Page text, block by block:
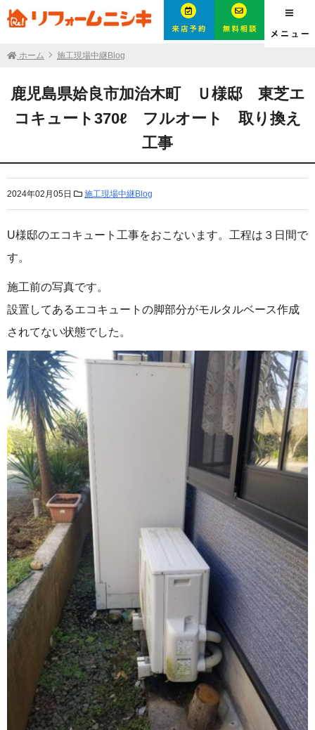
ホーム 施工現場中継Blog
鹿児島県姶良市加治木町 Ｕ様邸 東芝エ
コキュート370ℓ フルオート 取り換え
工事
2024年02月05日 施工現場中継Blog
U様邸のエコキュート工事をおこないます。工程は３日間で
す。
施工前の写真です。
設置してあるエコキュートの脚部分がモルタルベース作成
されてない状態でした。